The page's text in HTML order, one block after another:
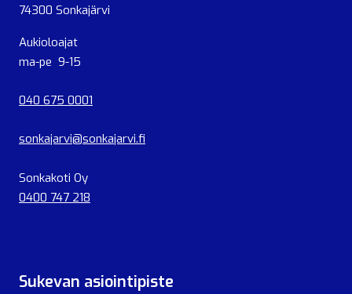
74300 Sonkajärvi
Aukioloajat
ma-pe 9-15
040 675 0001
sonkajarvi@sonkajarvi.fi
Sonkakoti Oy
0400 747 218
Sukevan asiointipiste